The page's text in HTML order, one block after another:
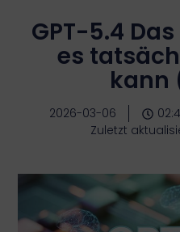
GPT-5.4
es
kann
2026-03-06
Zuletzt